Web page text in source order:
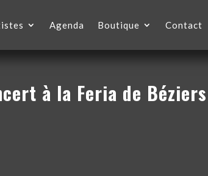
Agenda Boutique Contact
à la Feria de Béziers